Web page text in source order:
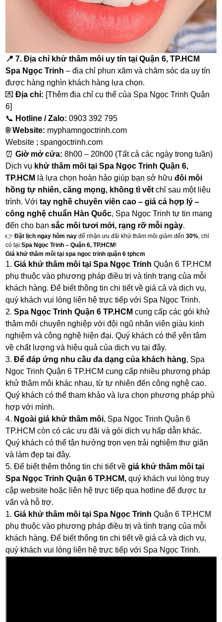
📍7. Địa chỉ khử thâm môi uy tín tại Quận 6, TP.HCM
Spa Ngọc Trinh – địa chỉ phun xăm và chăm sóc da uy tín
được hàng nghìn khách hàng lựa chọn.
💌Địa chỉ: [Thêm địa chỉ cụ thể của Spa Ngọc Trinh Quận
6]
📞 Hotline / Zalo: 0903 392 795
🌐Website: myphamngoctrinh.com
Website ; spangoctrinh.com
⏰Giờ mở cửa: 8h00 – 20h00 (Tất cả các ngày trong tuần)
Dịch vụ khử thâm môi tại Spa Ngọc Trinh Quận 6,
TP.HCM là lựa chọn hoàn hảo giúp bạn sở hữuđôi môi
hồng tự nhiên, căng mọng, không tì vết chỉ sau một liệu
trình. Vớitay nghề chuyên viên cao – giá cả hợp lý –
công nghệ chuẩn Hàn Quốc, Spa Ngọc Trinh tự tin mang
đến cho bạnsắc môi tươi mới, rạng rỡ mỗi ngày.
👉Đặt lịch ngay hôm nay để nhận ưu đãi khử thâm môi giảm đến30%, chỉ
có tạiSpa Ngọc Trinh – Quận 6, TP.HCM !
Giá khử thâm môi tại spa ngoc trinh quận 6 tphcm
1.Giá khử thâm môi tại Spa Ngọc TrinhQuận 6 TP.HCM
phụ thuộc vào phương pháp điều trị và tình trạng của mỗi
khách hàng. Để biết thông tin chi tiết về giá cả và dịch vụ,
quý khách vui lòng liên hệ trực tiếp với Spa Ngọc Trinh.
2.Spa Ngọc Trinh Quận 6 TP.HCMcung cấp các gói khử
thâm môi chuyên nghiệp với đội ngũ nhân viên giàu kinh
nghiệm và công nghệ hiện đại. Quý khách có thể yên tâm
về chất lượng và hiệu quả của dịch vụ tại đây.
3.Để đáp ứng nhu cầu đa dạng của khách hàng, Spa
Ngọc Trinh Quận 6 TP.HCM cung cấp nhiều phương pháp
khử thâm môi khác nhau, từ tự nhiên đến công nghệ cao.
Quý khách có thể tham khảo và lựa chọn phương pháp phù
hợp với mình.
4. Ngoài giá khử thâm môi, Spa Ngọc Trinh Quận 6
TP.HCM còn có các ưu đãi và gói dịch vụ hấp dẫn khác.
Quý khách có thể tận hưởng trọn vẹn trải nghiệm thư giãn
và làm đẹp tại đây.
5. Để biết thêm thông tin chi tiết vềgiá khử thâm môi tại
Spa Ngọc Trinh Quận 6 TP.HCM,quý khách vui lòng truy
cập website hoặc liên hệ trực tiếp qua hotline để được tư
vấn và hỗ trợ.
1.Giá khử thâm môi tại Spa Ngọc Trinh Quận 6 TP.HCM
phụ thuộc vào phương pháp điều trị và tình trạng của mỗi
khách hàng. Để biết thông tin chi tiết về giá cả và dịch vụ,
quý khách vui lòng liên hệ trực tiếp với Spa Ngọc Trinh.